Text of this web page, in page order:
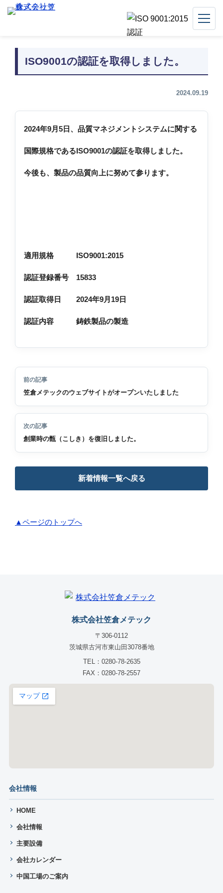
ISO9001の認証を取得しました。
2024.09.19
2024年9月5日、品質マネジメントシステムに関する
国際規格であるISO9001の認証を取得しました。
今後も、製品の品質向上に努めて参ります。
適用規格 ISO9001:2015
認証登録番号 15833
認証取得日 2024年9月19日
認証内容 鋳鉄製品の製造
前の記事
笠倉メテックのウェブサイトがオープンいたしました
次の記事
創業時の甑（こしき）を復旧しました。
新着情報一覧へ戻る
▲ページのトップへ
株式会社笠倉メテック
〒306-0112
茨城県古河市東山田3078番地
TEL：0280-78-2635
FAX：0280-78-2557
会社情報
HOME
会社情報
主要設備
会社カレンダー
中国工場のご案内